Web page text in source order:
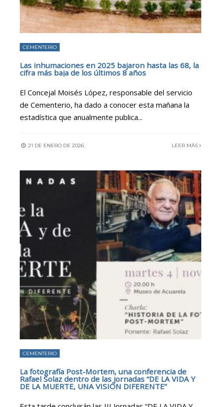
CEMENTERIO
Las inhumaciones en 2025 bajaron hasta las 68, la
cifra más baja de los últimos 8 años
El Concejal Moisés López, responsable del servicio
de Cementerio, ha dado a conocer esta mañana la
estadística que anualmente publica...
21 DE ENERO DE 2026 LEER MÁS
CEMENTERIO
La fotografía Post-Mortem, una conferencia de
Rafael Solaz dentro de las jornadas “DE LA VIDA Y
DE LA MUERTE, UNA VISIÓN DIFERENTE”